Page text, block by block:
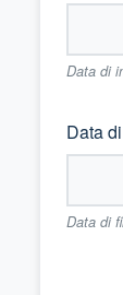
Data di
Data
Data di